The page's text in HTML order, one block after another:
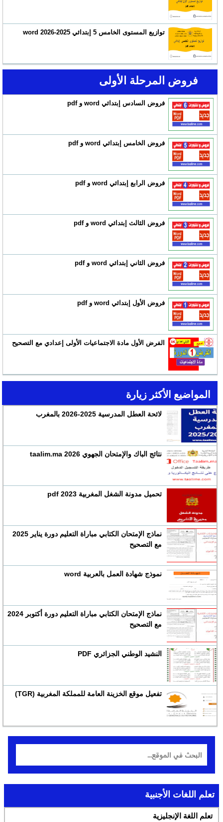
توازيع المستوى الخامس 5 إبتدائي 2025-2026 word
فروض المرحلة الأولى
فروض السادس إبتدائي word و pdf
فروض الخامس إبتدائي word و pdf
فروض الرابع إبتدائي word و pdf
فروض الثالث إبتدائي word و pdf
فروض الثاني إبتدائي word و pdf
فروض الأول إبتدائي word و pdf
الفرض الأول مادة الاجتماعيات الأولى إعدادي مع التصحيح
المواضيع الأكثر زيارة
لائحة العطل المدرسية 2025-2026 بالمغرب
نتائج الباك والإمتحان الجهوي 2026 taalim.ma
تحميل مدونة الشغل المغربية 2023 pdf
نماذج الإمتحان الكتابي مباراة التعليم دورة يناير 2025
مع التصحيح
نموذج شهادة العمل بالعربية word
نماذج الإمتحان الكتابي مباراة التعليم دورة أكتوبر 2024
مع التصحيح
النشيد الوطني الجزائري PDF
تفعيل موقع الخزينة العامة للمملكة المغربية (TGR)
تعلم اللغات الأجنبية
تعلم اللغة الإنجليزية